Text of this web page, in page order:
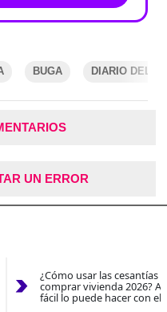
BUGA DIARIO DEL
UN ERROR
¿Cómo usar las cesantías
comprar vivienda 2026?
fácil lo puede hacer con el